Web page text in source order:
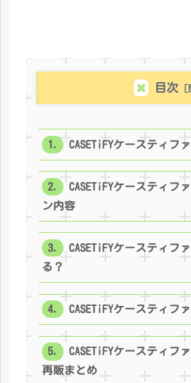
目次
CASETiFYケースティフ
CASETiFYケースティフ
ン内容
CASETiFYケースティフ
る？
CASETiFYケースティフ
CASETiFYケースティフ
再販まとめ